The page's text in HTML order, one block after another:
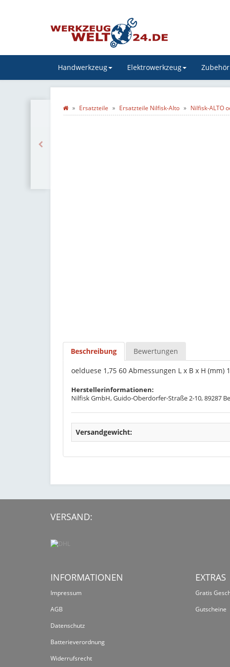
Handwerkzeug Elektrowerkzeug Zubehör
Ersatzteile Ersatzteile Nilfisk-Alto Nilfisk-ALTO
Beschreibung Bewertungen
oelduese 1,75 60 Abmessungen L x B x H
Herstellerinformationen:
Nilfisk GmbH, Guido-Oberdorfer-Straße 2-10, 89287
Versandgewicht:
VERSAND:
INFORMATIONEN
Impressum
AGB
Datenschutz
Batterieverordnung
Widerrufsrecht
EXTRAS
Gratis
Gutscheine